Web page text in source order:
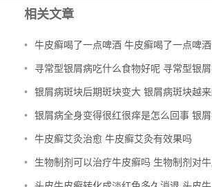
相关文章
• 牛皮癣喝了一点啤酒 牛皮癣喝了一点啤
• 寻常型银屑病吃什么食物好呢 寻常型银屑病吃
• 银屑病斑块后期斑块变大 银屑病斑块越
• 银屑病全身变得很红很痒是怎么回事 银屑病
• 牛皮癣艾灸治愈 牛皮癣艾灸有效果吗
• 生物制剂可以治疗牛皮癣吗 生物制剂对